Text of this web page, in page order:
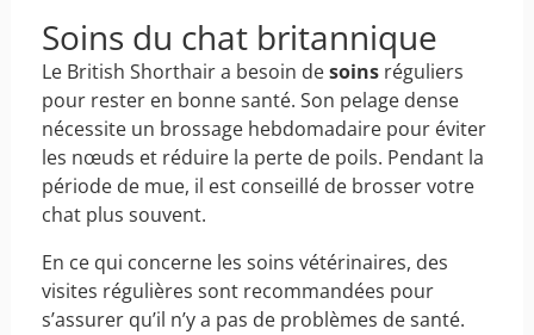
Soins du chat britannique
Le British Shorthair a besoin desoinsréguliers
pour rester en bonne santé. Son pelage dense
nécessite un brossage hebdomadaire pour éviter
les nœuds et réduire la perte de poils. Pendant la
période de mue, il est conseillé de brosser votre
chat plus souvent.
En ce qui concerne les soins vétérinaires, des
visites régulières sont recommandées pour
s’assurer qu’il n’y a pas de problèmes de santé.